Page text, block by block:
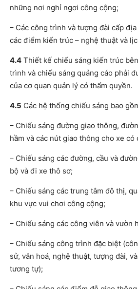
những nơi nghỉ ngơi công cộng;
– Các công trình và tượng đài cấp
các điểm kiến trúc – nghệ thuật và
4.4 Thiết kế chiếu sáng kiến trúc
trình và chiếu sáng quảng cáo phải
của cơ quan quản lý có thẩm quyền.
4.5 Các hệ thống chiếu sáng bao
– Chiếu sáng đường giao thông,
hầm và các nút giao thông cho xe có
– Chiếu sáng các đường, cầu và
bộ và đi xe thô sơ;
– Chiếu sáng các trung tâm đô thị,
khu vực vui chơi công cộng;
– Chiếu sáng các công viên và vườn
– Chiếu sáng công trình đặc biệt
sử, văn hoá, nghệ thuật, tượng đài,
tương tự);